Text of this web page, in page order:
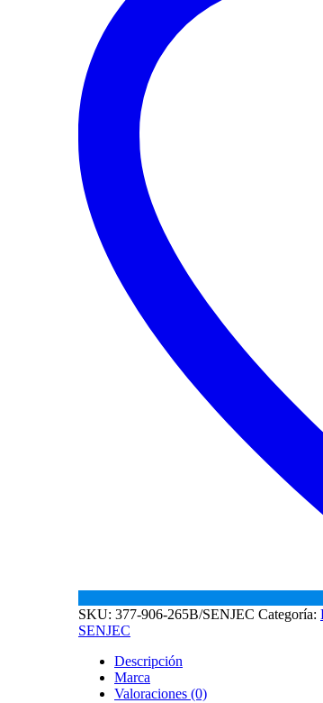
SKU: 377-906-265B/SENJEC Categoría:
SENJEC
Descripción
Marca
Valoraciones (0)